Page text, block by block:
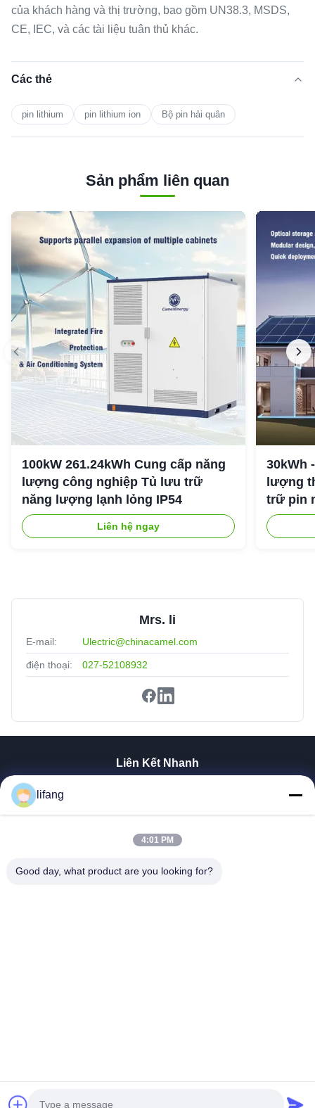
của khách hàng và thị trường, bao gồm UN38.3, MSDS,
CE, IEC, và các tài liệu tuân thủ khác.
Các thẻ
pin lithium pin lithium ion Bộ pin hải quân
Sản phẩm liên quan
100kW 261.24kWh Cung cấp năng
lượng công nghiệp Tủ lưu trữ
năng lượng lạnh lỏng IP54
Liên hệ ngay
30kWh
lượng
trữ pin
Mrs. li
E-mail: Ulectric@chinacamel.com
điện thoại: 027-52108932
Liên Kết Nhanh
Tham Quan Nhà Máy
Liên Hệ Chúng Tôi
© 2026 Ulectric Technology Co., Ltd.. All Rights Reserved.
lifang
4:01 PM
Good day, what product are you looking for?